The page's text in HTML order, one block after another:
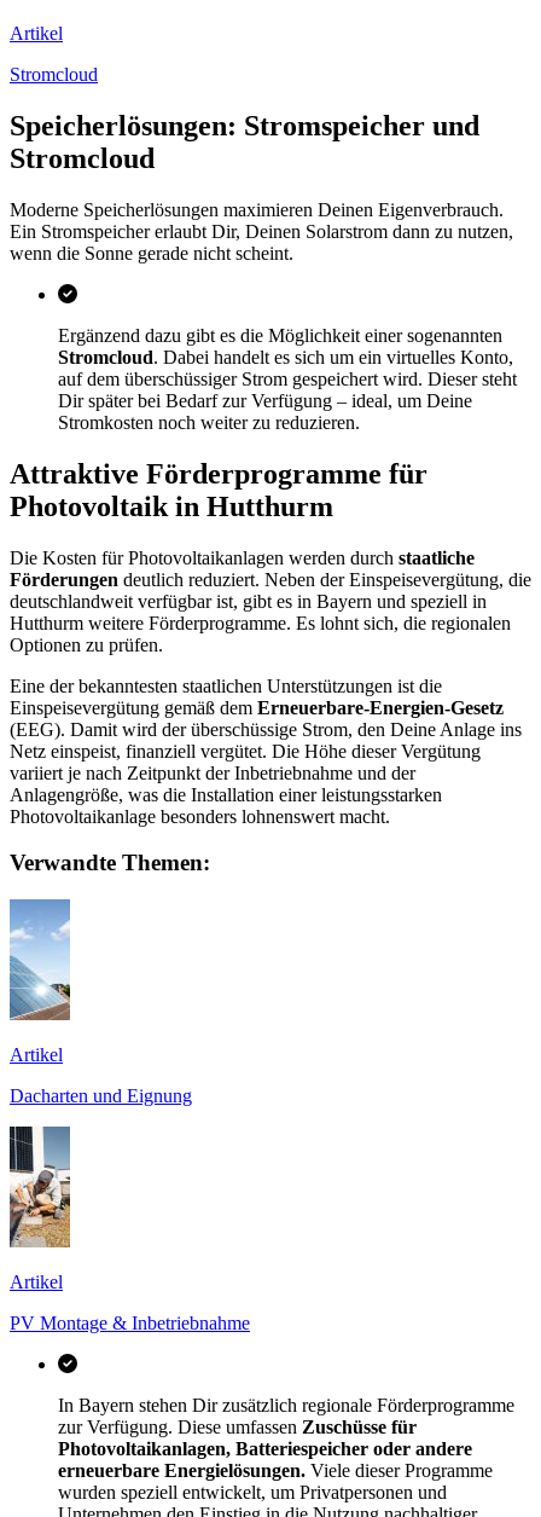
Artikel
Stromcloud
Speicherlösungen: Stromspeicher und
Stromcloud
Moderne Speicherlösungen maximieren Deinen Eigenverbrauch.
Ein Stromspeicher erlaubt Dir, Deinen Solarstrom dann zu nutzen,
wenn die Sonne gerade nicht scheint.
Ergänzend dazu gibt es die Möglichkeit einer sogenannten
Stromcloud. Dabei handelt es sich um ein virtuelles Konto,
auf dem überschüssiger Strom gespeichert wird. Dieser steht
Dir später bei Bedarf zur Verfügung – ideal, um Deine
Stromkosten noch weiter zu reduzieren.
Attraktive Förderprogramme für
Photovoltaik in Hutthurm
Die Kosten für Photovoltaikanlagen werden durch staatliche
Förderungen deutlich reduziert. Neben der Einspeisevergütung, die
deutschlandweit verfügbar ist, gibt es in Bayern und speziell in
Hutthurm weitere Förderprogramme. Es lohnt sich, die regionalen
Optionen zu prüfen.
Eine der bekanntesten staatlichen Unterstützungen ist die
Einspeisevergütung gemäß dem Erneuerbare-Energien-Gesetz
(EEG). Damit wird der überschüssige Strom, den Deine Anlage ins
Netz einspeist, finanziell vergütet. Die Höhe dieser Vergütung
variiert je nach Zeitpunkt der Inbetriebnahme und der
Anlagengröße, was die Installation einer leistungsstarken
Photovoltaikanlage besonders lohnenswert macht.
Verwandte Themen:
Artikel
Dacharten und Eignung
Artikel
PV Montage & Inbetriebnahme
In Bayern stehen Dir zusätzlich regionale Förderprogramme
zur Verfügung. Diese umfassen Zuschüsse für
Photovoltaikanlagen, Batteriespeicher oder andere
erneuerbare Energielösungen. Viele dieser Programme
wurden speziell entwickelt, um Privatpersonen und